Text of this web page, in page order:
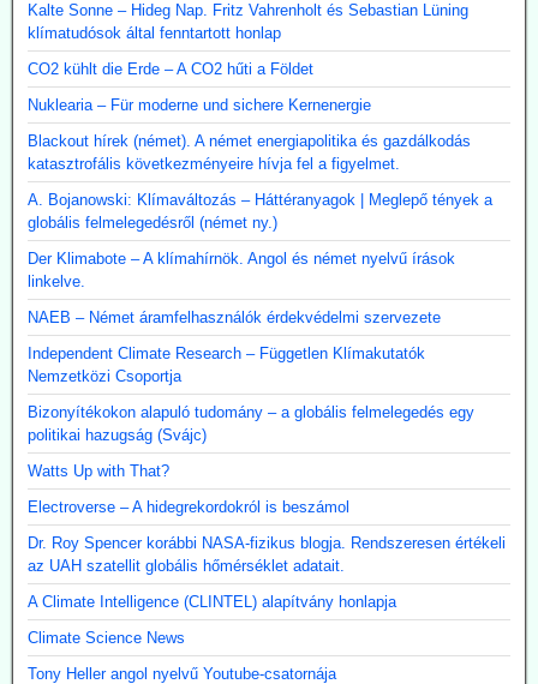
Kalte Sonne – Hideg Nap. Fritz Vahrenholt és Sebastian Lüning
klímatudósok által fenntartott honlap
CO2 kühlt die Erde – A CO2 hűti a Földet
Nuklearia – Für moderne und sichere Kernenergie
Blackout hírek (német). A német energiapolitika és gazdálkodás
katasztrofális következményeire hívja fel a figyelmet.
A. Bojanowski: Klímaváltozás – Háttéranyagok | Meglepő tények a
globális felmelegedésről (német ny.)
Der Klimabote – A klímahírnök. Angol és német nyelvű írások
linkelve.
NAEB – Német áramfelhasználók érdekvédelmi szervezete
Independent Climate Research – Független Klímakutatók
Nemzetközi Csoportja
Bizonyítékokon alapuló tudomány – a globális felmelegedés egy
politikai hazugság (Svájc)
Watts Up with That?
Electroverse – A hidegrekordokról is beszámol
Dr. Roy Spencer korábbi NASA-fizikus blogja. Rendszeresen értékeli
az UAH szatellit globális hőmérséklet adatait.
A Climate Intelligence (CLINTEL) alapítvány honlapja
Climate Science News
Tony Heller angol nyelvű Youtube-csatornája